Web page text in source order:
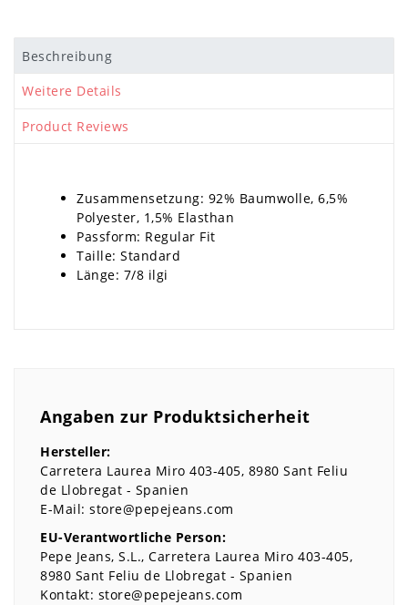
Beschreibung
Weitere Details
Product Reviews
Zusammensetzung: 92% Baumwolle, 6,5%
Polyester, 1,5% Elasthan
Passform: Regular Fit
Taille: Standard
Länge: 7/8 ilgi
Angaben zur Produktsicherheit
Hersteller:
Carretera Laurea Miro 403-405 8980 Sant Feliu
de Llobregat
Spanien
E-Mail: store@pepejeans.com
EU-Verantwortliche Person:
Pepe Jeans, S.L. Carretera Laurea Miro 403-405
8980 Sant Feliu de Llobregat
Spanien
Kontakt: store@pepejeans.com